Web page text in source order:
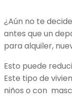
¿Aún no te
antes que un
para alquiler,
Esto puede
Este tipo de
niños o con